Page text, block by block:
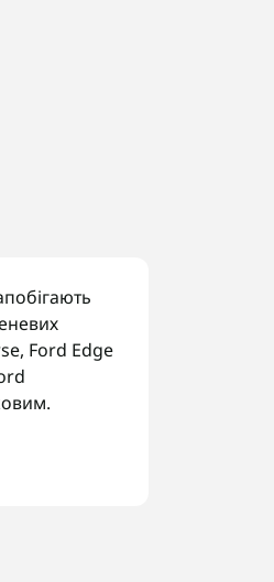
Ford Edge